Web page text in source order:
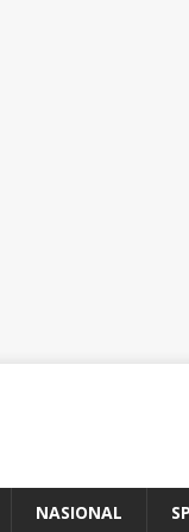
NASIONAL